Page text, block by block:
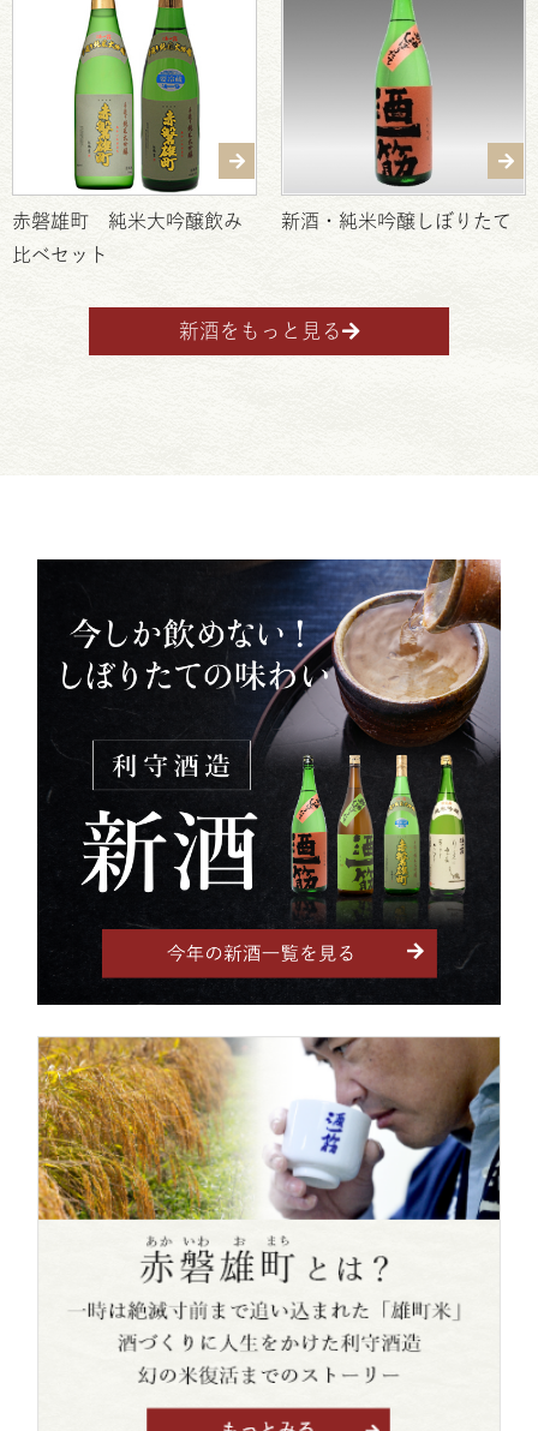
赤磐雄町 純米大吟醸飲み
比べセット
新酒・純米吟醸しぼりたて
新酒をもっと見る